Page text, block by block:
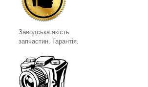
Заводська якість
запчастин. Гарантія.